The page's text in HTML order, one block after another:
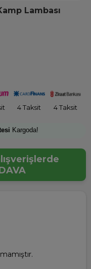
Lambası
4 Taksit 4 Taksit
Kargoda!